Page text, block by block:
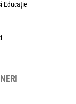
Educație